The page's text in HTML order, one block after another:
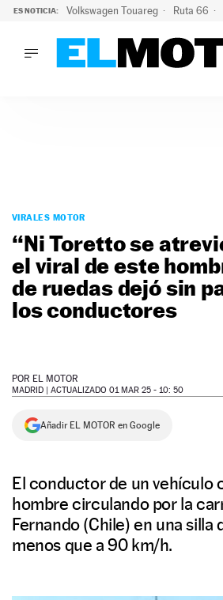
ES NOTICIA: Volkswagen Touareg Ruta 66
PODCAST
MOTOS
TECNOLOGÍA
SUPERCOCHES
MOTORTV
NEWSLETTER
SÍGUENOS
VIRALES MOTOR
“Ni Toretto se
el viral de este
de ruedas dejó sin
los conductores
POR EL MOTOR
MADRID | ACTUALIZADO 01 MAR 25 - 10: 50
Añadir EL MOTOR en Google
El conductor de un vehículo
hombre circulando por la
Fernando (Chile) en una silla
menos que a 90 km/h.